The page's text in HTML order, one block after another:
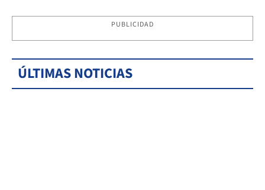
PUBLICIDAD
ÚLTIMAS NOTICIAS